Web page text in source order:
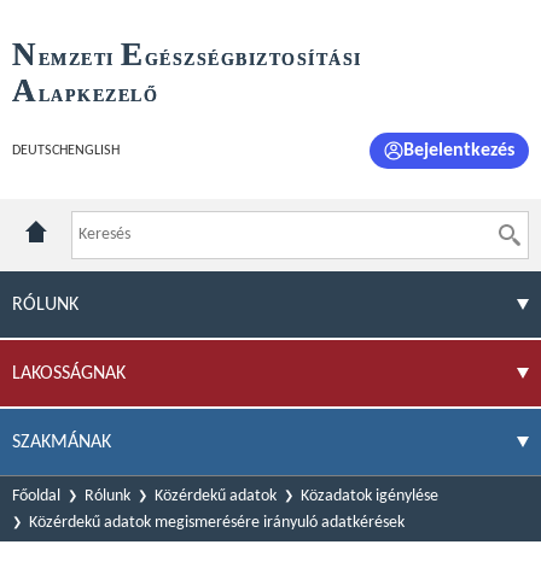
NEMZETI E GÉSZSÉGBIZTOSÍTÁSI
ALAPKEZELŐ
DEUTSCH ENGLISH Bejelentkezés
RÓLUNK
LAKOSSÁGNAK
SZAKMÁNAK
Főoldal Rólunk Közérdekű adatok
Közadatok igénylése
Közérdekű adatok megismerésére irányuló adatkérések